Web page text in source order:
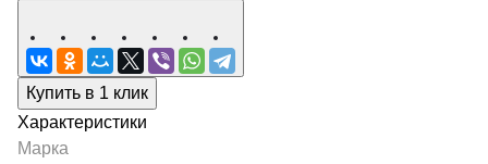
Купить в 1 клик
Характеристики
Марка